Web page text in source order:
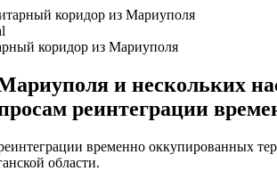
коридор из Мариуполя
и нескольких
реинтеграции
временно оккупированных
области.